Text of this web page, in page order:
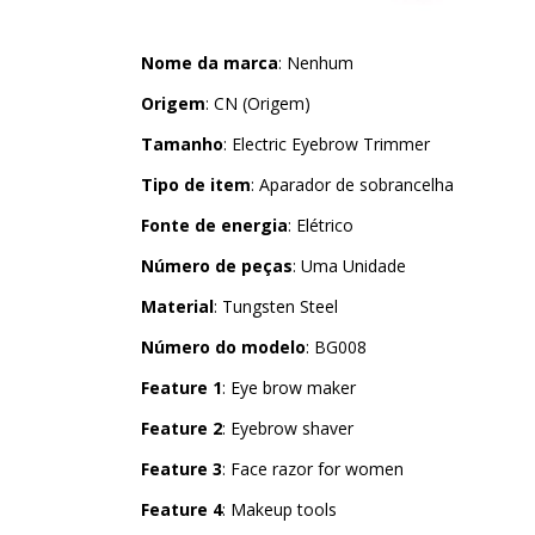
Nome da marca: Nenhum
Origem: CN (Origem)
Tamanho: Electric Eyebrow Trimmer
Tipo de item: Aparador de sobrancelha
Fonte de energia: Elétrico
Número de peças: Uma Unidade
Material: Tungsten Steel
Número do modelo: BG008
Feature 1: Eye brow maker
Feature 2: Eyebrow shaver
Feature 3: Face razor for women
Feature 4: Makeup tools